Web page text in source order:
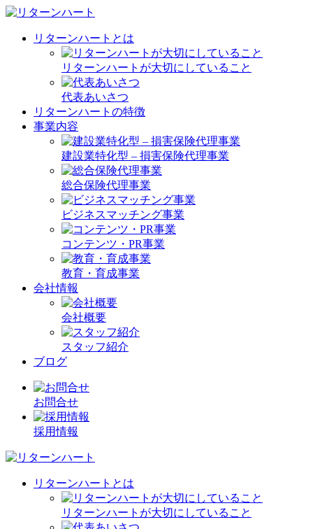
リターンハートとは
リターンハートが大切にしていること
代表あいさつ
リターンハートの特徴
事業内容
建設業特化型 – 損害保険代理事業
総合保険代理事業
ビジネスマッチング事業
コンテンツ・PR事業
教育・育成事業
会社情報
会社概要
スタッフ紹介
ブログ
お問合せ
採用情報
リターンハートとは
リターンハートが大切にしていること